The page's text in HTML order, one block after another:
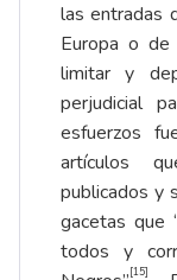
las entradas
Europa o
limitar y
perjudicial
esfuerzos
artículos
publicados y
gacetas que
todos y
[15]